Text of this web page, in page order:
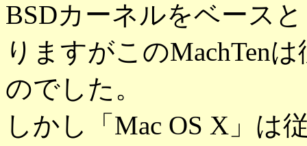
BSDカーネルをベース
りますがこのMachTen
のでした。
しかし「Mac OS X」は